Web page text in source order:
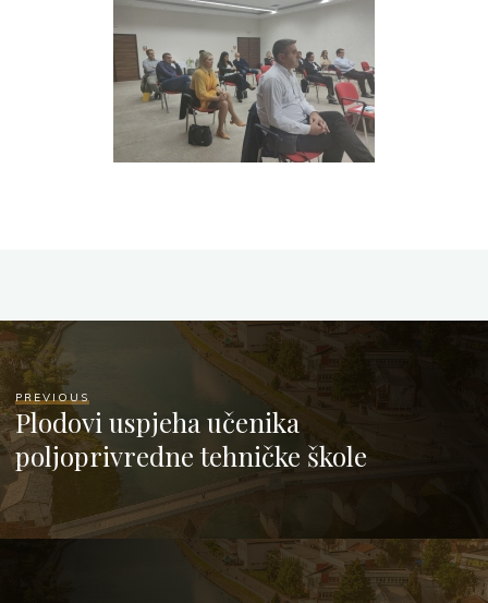
PREVIOUS
Plodovi uspjeha učenika
poljoprivredne tehničke škole